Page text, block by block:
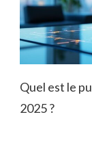
Quel est le
2025 ?